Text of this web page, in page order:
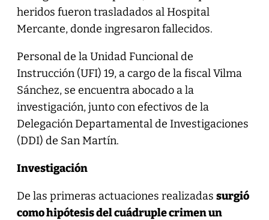
heridos fueron trasladados al Hospital
Mercante, donde ingresaron fallecidos.
Personal de la Unidad Funcional de
Instrucción (UFI) 19, a cargo de la fiscal Vilma
Sánchez, se encuentra abocado a la
investigación, junto con efectivos de la
Delegación Departamental de Investigaciones
(DDI) de San Martín.
Investigación
De las primeras actuaciones realizadas surgió
como hipótesis del cuádruple crimen un